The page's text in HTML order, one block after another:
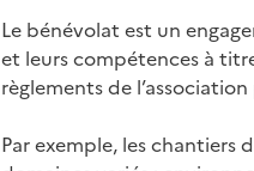
Le bénévolat est un
et leurs compétences à
règlements de
Par exemple, les chantiers